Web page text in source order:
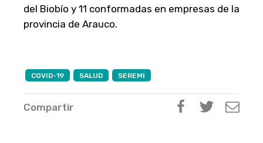
del Biobío y 11 conformadas en empresas de la
provincia de Arauco.
COVID-19 SALUD SEREMI
Compartir